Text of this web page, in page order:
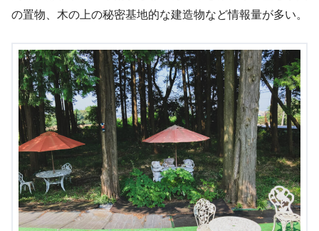
の置物、木の上の秘密基地的な建造物など情報量が多い。